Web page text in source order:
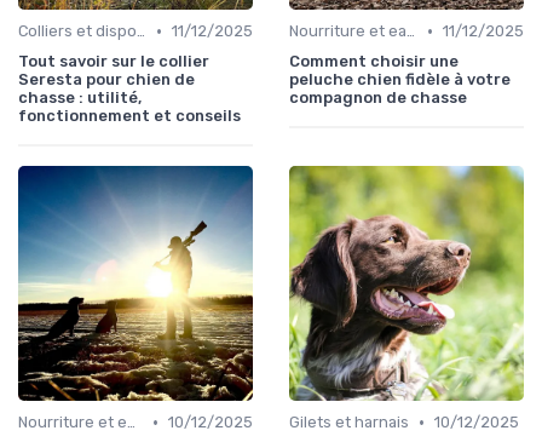
Colliers et dispositifs de suivi • 11/12/2025
Tout savoir sur le collier
Seresta pour chien de
chasse : utilité,
fonctionnement et conseils
Nourriture et eau en déplacement • 11/12/2025
Comment choisir une
peluche chien fidèle à votre
compagnon de chasse
Nourriture et eau en déplacement • 10/12/2025
Gilets et harnais • 10/12/2025